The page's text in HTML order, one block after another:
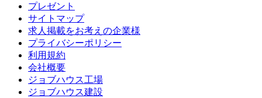
プレゼント
サイトマップ
求人掲載をお考えの企業様
プライバシーポリシー
利用規約
会社概要
ジョブハウス工場
ジョブハウス建設